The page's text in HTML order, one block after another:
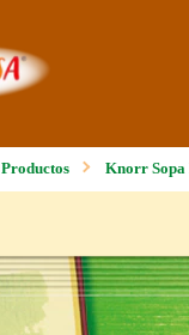
Productos Knorr Sopa